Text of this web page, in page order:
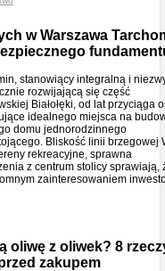
w Warszawa
stanowiący integralną i
rozwijającą się część
Białołęki, od lat przyciąga
idealnego miejsca na
domu jednorodzinnego
Bliskość linii brzegowej
rekreacyjne, sprawna
z centrum stolicy sprawiają,
zainteresowaniem
oliwę z oliwek? 8
zakupem